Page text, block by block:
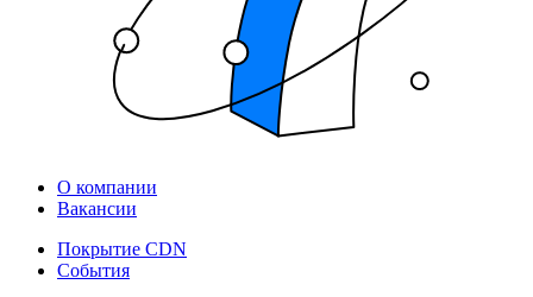
О компании
Вакансии
Покрытие CDN
События